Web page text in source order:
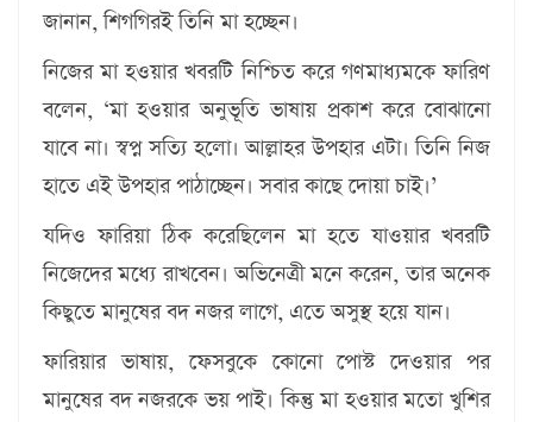
জানান, শিগগিরই তিনি মা হচ্ছেন।
নিজের মা হওয়ার খবরটি নিশ্চিত করে গণমাধ্যমকে ফারিণ
বলেন, ‘মা হওয়ার অনুভূতি ভাষায় প্রকাশ করে বোঝানো
যাবে না। স্বপ্ন সত্যি হলো। আল্লাহর উপহার এটা। তিনি নিজ
হাতে এই উপহার পাঠাচ্ছেন। সবার কাছে দোয়া চাই।’
যদিও ফারিয়া ঠিক করেছিলেন মা হতে যাওয়ার খবরটি
নিজেদের মধ্যে রাখবেন। অভিনেত্রী মনে করেন, তার অনেক
কিছুতে মানুষের বদ নজর লাগে, এতে অসুস্থ হয়ে যান।
ফারিয়ার ভাষায়, ফেসবুকে কোনো পোস্ট দেওয়ার পর
মানুষের বদ নজরকে ভয় পাই। কিন্তু মা হওয়ার মতো খুশির